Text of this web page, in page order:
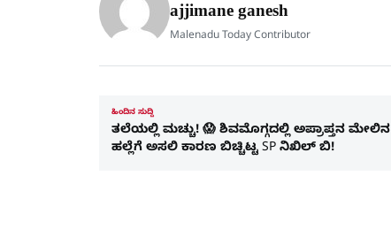
ajjimane ganesh
Malenadu Today Contributor
ಹಿಂದಿನ ಸುದ್ದಿ
ತಲೆಯಲ್ಲಿ ಮಚ್ಚು! 😱 ಶಿವಮೊಗ್ಗದಲ್ಲಿ ಅಪ್ರಾಪ್ತನ ಮೇಲಿನ
ಹಲ್ಲೆಗೆ ಅಸಲಿ ಕಾರಣ ಬಿಚ್ಚಿಟ್ಟ SP ನಿಖಿಲ್ ಬಿ!